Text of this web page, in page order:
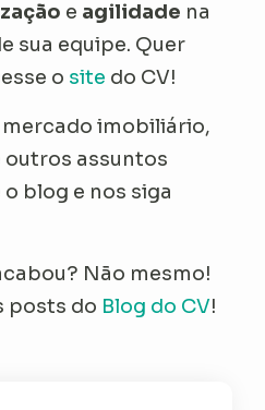
e agilidade na
sua equipe. Quer
o site do CV!
imobiliário,
outros assuntos
blog e nos siga
Não mesmo!
posts do Blog do CV!